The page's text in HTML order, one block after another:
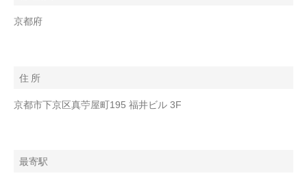
京都府
住 所
京都市下京区真苧屋町195 福井ビル 3F
最寄駅